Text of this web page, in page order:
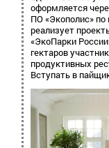
оформляется
ПО «Экополис» по
реализует
«ЭкоПарки
гектаров
продуктивных
Вступать в